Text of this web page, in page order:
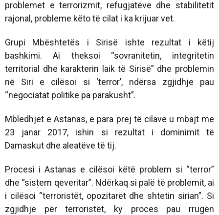
problemet e terrorizmit, refugjatëve dhe stabilitetit
rajonal, probleme këto të cilat i ka krijuar vet.
Grupi Mbështetës i Sirisë ishte rezultat i këtij
bashkimi. Ai theksoi “sovranitetin, integritetin
territorial dhe karakterin laik të Sirisë” dhe problemin
në Siri e cilësoi si ‘terror’, ndërsa zgjidhje pau
“negociatat politike pa parakusht”.
Mbledhjet e Astanas, e para prej të cilave u mbajt me
23 janar 2017, ishin si rezultat i dominimit të
Damaskut dhe aleatëve të tij.
Procesi i Astanas e cilësoi këtë problem si “terror”
dhe “sistem qeveritar”. Ndërkaq si palë të problemit, ai
i cilësoi “terroristët, opozitarët dhe shtetin sirian”. Si
zgjidhje për terroristët, ky proces pau rrugën